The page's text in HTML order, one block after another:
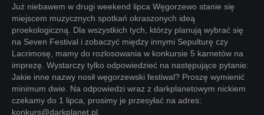
Już niebawem w drugi weekend lipca Węgorzewo stanie się
miejscem muzycznych spotkań okraszonych ideą
proekologiczną. Dla wszystkich tych, którzy planują wybrać się
na Seven Festival i zobaczyć między innymi Sepulturę czy
Lacrimosę, mamy do rozlosowania w konkursie 5 karnetów na
imprezę. Wystarczy tylko odpowiedzieć na następujące pytanie:
Jakie inne nazwy nosił węgorzewski festiwal? Proszę wymienić
minimum dwie. Na odpowiedzi wraz z darkplanetowym nickiem
czekamy do 1 lipca, prosimy je przesyłać na adres:
konkurs@darkplanet.pl.